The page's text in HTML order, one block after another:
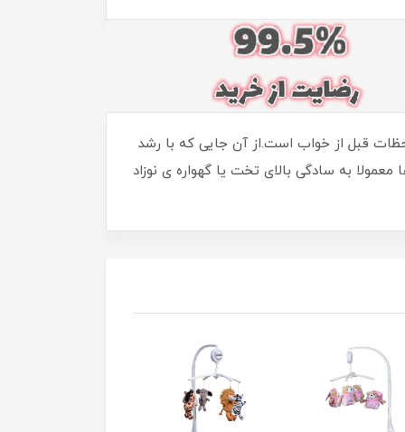
قبل از خواب است.از آن جایی که با رشد
به سادگی بالای تخت یا گهواره ی نوزاد